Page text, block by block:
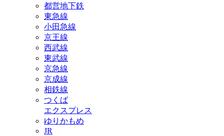
都営地下鉄
東急線
小田急線
京王線
西武線
東武線
京急線
京成線
相鉄線
つくば
エクスプレス
ゆりかもめ
JR